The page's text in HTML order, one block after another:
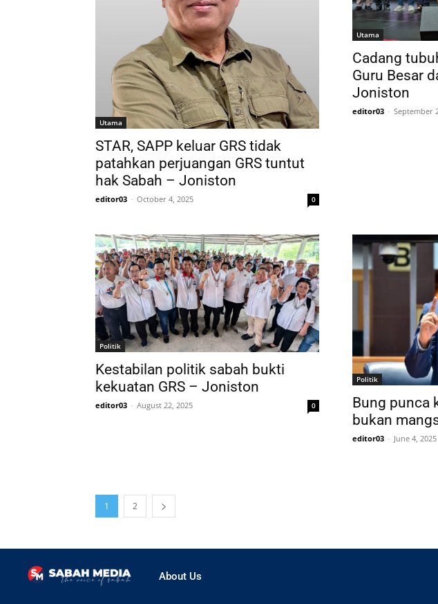
Utama
STAR, SAPP keluar GRS tidak
patahkan perjuangan GRS tuntut
hak Sabah – Joniston
editor03 - October 4, 2025 0
Utama
Cadang
Guru Besar
Joniston
editor03 - September
Politik
Kestabilan politik sabah bukti
kekuatan GRS – Joniston
editor03 - August 22, 2025 0
Politik
Bung punca
bukan
editor03 - June 4, 2025
1 2
About Us